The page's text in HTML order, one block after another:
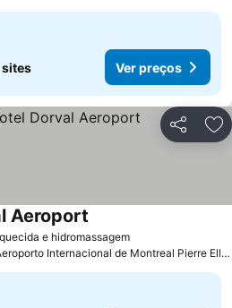
sites Ver preços
Partilhar
e hidromassagem
Aeroport
a 4.6 km de Aeroporto Internacional de Montreal Pierre Elliot Trudeau